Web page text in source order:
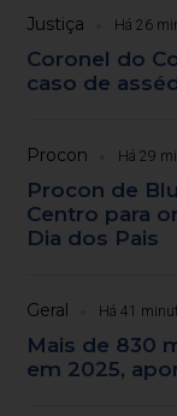
Justiça Há 26
Coronel do
caso de
Procon Há 29
Procon de
Centro para
Dia dos Pais
Geral Há 41
Mais de 830
em 2025,